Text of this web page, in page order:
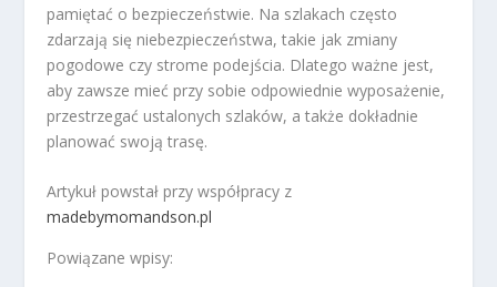
pamiętać o bezpieczeństwie. Na szlakach często
zdarzają się niebezpieczeństwa, takie jak zmiany
pogodowe czy strome podejścia. Dlatego ważne jest,
aby zawsze mieć przy sobie odpowiednie wyposażenie,
przestrzegać ustalonych szlaków, a także dokładnie
planować swoją trasę.
Artykuł powstał przy współpracy z
madebymomandson.pl
Powiązane wpisy: